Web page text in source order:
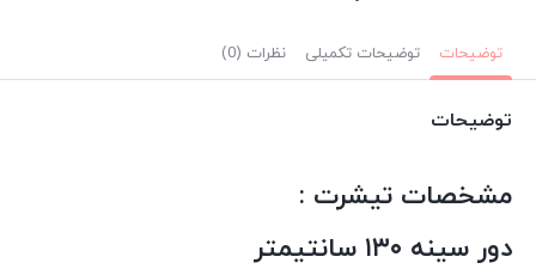
توضیحات توضیحات تکمیلی نظرات (0)
توضیحات
مشخصات تیشرت :
دور سینه ۱۳۰ سانتیمتر